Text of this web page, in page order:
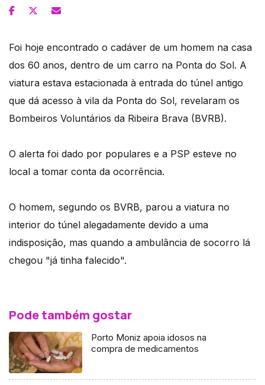
Foi hoje encontrado o cadáver de um homem na casa
dos 60 anos, dentro de um carro na Ponta do Sol. A
viatura estava estacionada à entrada do túnel antigo
que dá acesso à vila da Ponta do Sol, revelaram os
Bombeiros Voluntários da Ribeira Brava (BVRB).
O alerta foi dado por populares e a PSP esteve no
local a tomar conta da ocorrência.
O homem, segundo os BVRB, parou a viatura no
interior do túnel alegadamente devido a uma
indisposição, mas quando a ambulância de socorro lá
chegou "já tinha falecido".
Pode também gostar
Porto Moniz apoia idosos na
compra de medicamentos